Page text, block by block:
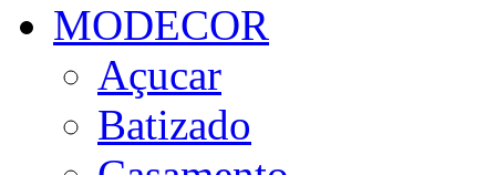
MODECOR
Açucar
Batizado